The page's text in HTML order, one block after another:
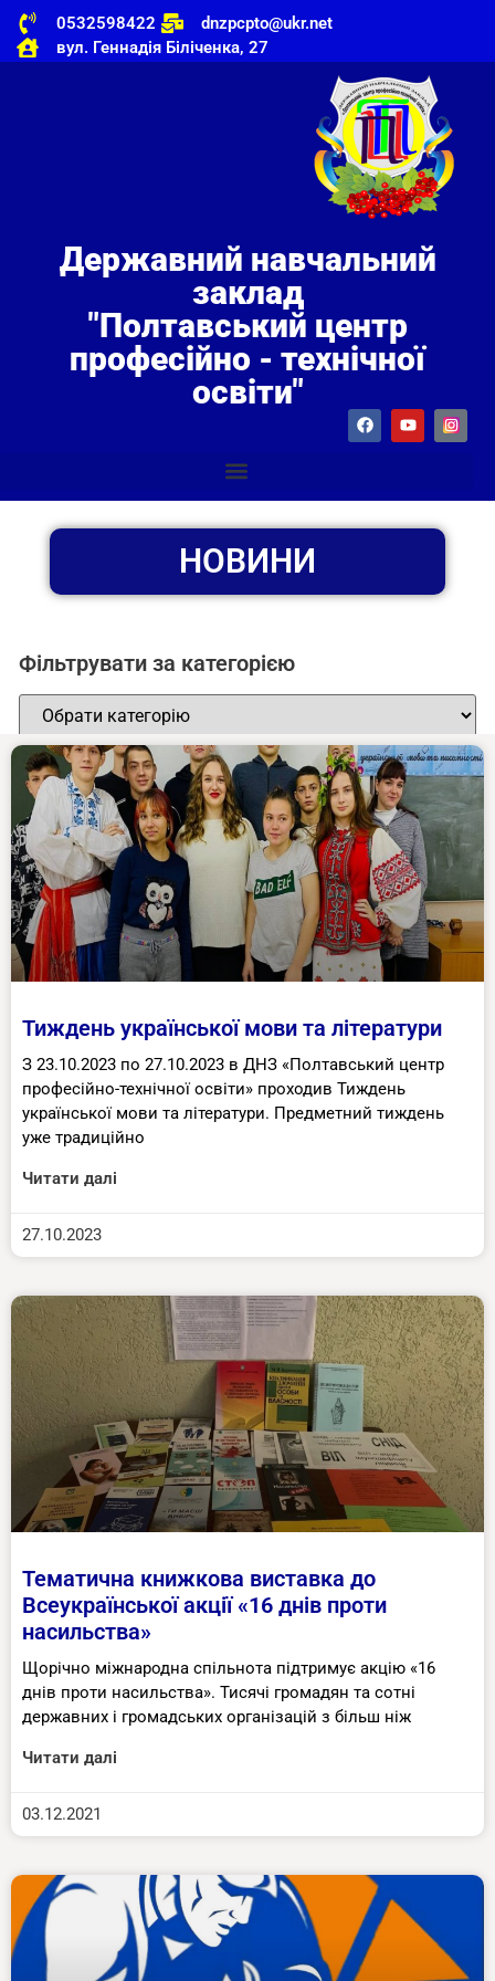
0532598422
dnzpcpto@ukr.net
вул. Геннадія Біліченка, 27
Державний навчальний
заклад
"Полтавський центр
професійно - технічної
освіти"
НОВИНИ
Фільтрувати за категорією
Тиждень української мови та літератури
З 23.10.2023 по 27.10.2023 в ДНЗ «Полтавський центр
професійно-технічної освіти» проходив Тиждень
української мови та літератури. Предметний тиждень
уже традиційно
Читати далі
27.10.2023
Тематична книжкова виставка до
Всеукраїнської акції «16 днів проти
насильства»
Щорічно міжнародна спільнота підтримує акцію «16
днів проти насильства». Тисячі громадян та сотні
державних і громадських організацій з більш ніж
Читати далі
03.12.2021